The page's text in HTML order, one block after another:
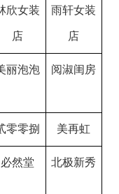
欣女装
店
雨轩女装
店
丽泡泡 阅淑闺房
零零捌 美再虹
必然堂 北极新秀